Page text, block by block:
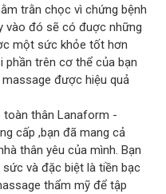
trằn chọc vì chứng bệnh
vào đó sẽ có đuợc những
một sức khỏe tốt hơn
phần trên cơ thể của bạn
được hiệu quả
toàn thân Lanaform -
cấp ,bạn đã mang cả
thân yêu của mình. Bạn
và đặc biệt là tiền bạc
thẩm mỹ để tập